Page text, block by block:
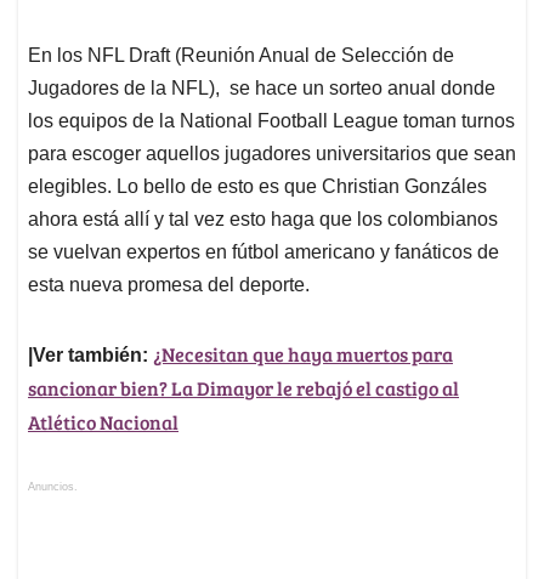
En los NFL Draft (Reunión Anual de Selección de
Jugadores de la NFL), se hace un sorteo anual donde
los equipos de la National Football League toman turnos
para escoger aquellos jugadores universitarios que sean
elegibles. Lo bello de esto es que Christian Gonzáles
ahora está allí y tal vez esto haga que los colombianos
se vuelvan expertos en fútbol americano y fanáticos de
esta nueva promesa del deporte.
|Ver también: ¿Necesitan que haya muertos para
sancionar bien? La Dimayor le rebajó el castigo al
Atlético Nacional
Anuncios.